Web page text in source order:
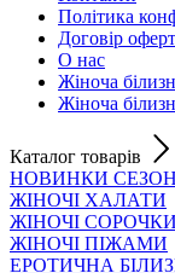
Політика
Договір
О нас
Жіноча
Жіноча
Каталог товарів
НОВИНКИ
ЖІНОЧІ ХАЛАТИ
ЖІНОЧІ СОРОЧКИ
ЖІНОЧІ ПІЖАМИ
ЕРОТИЧНА